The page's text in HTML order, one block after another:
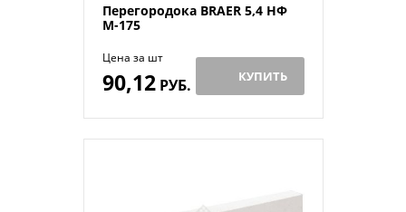
Перегородока BRAER 5,4 НФ
М-175
Цена за шт
90,12РУБ. КУПИТЬ